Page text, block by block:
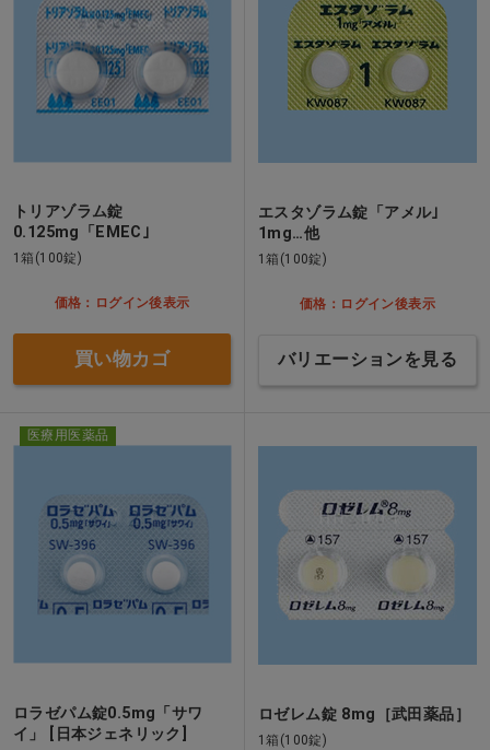
トリアゾラム錠
0.125mg「EMEC｣
1箱(100錠)
価格：ログイン後表示
買い物カゴ
エスタゾラム錠「アメル｣
1mg…他
1箱(100錠)
価格：ログイン後表示
バリエーションを見る
医療用医薬品
ロラゼパム錠0.5mg「サワ
イ」 [日本ジェネリック]
ロゼレム錠 8mg［武田薬品］
1箱(100錠)